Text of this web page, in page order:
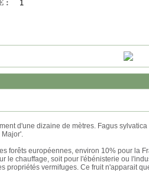
d'une dizaine de mètres. Fagus
Major'.
forêts européennes, environ 10% pour la
le chauffage, soit pour l'ébénisterie ou
propriétés vermifuges. Ce fruit n'apparait